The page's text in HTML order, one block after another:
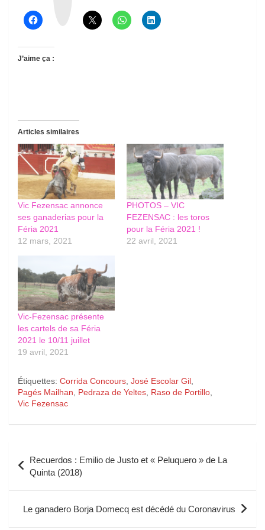
J’aime ça :
Articles similaires
Vic Fezensac annonce
ses ganaderias pour la
Féria 2021
12 mars, 2021
PHOTOS – VIC
FEZENSAC : les toros
pour la Féria 2021 !
22 avril, 2021
Vic-Fezensac présente
les cartels de sa Féria
2021 le 10/11 juillet
19 avril, 2021
Étiquettes: Corrida Concours, José Escolar Gil,
Pagés Mailhan, Pedraza de Yeltes, Raso de Portillo,
Vic Fezensac
de
l’article
Recuerdos : Emilio de Justo et « Peluquero » de La
Quinta (2018)
Le ganadero Borja Domecq est décédé du Coronavirus